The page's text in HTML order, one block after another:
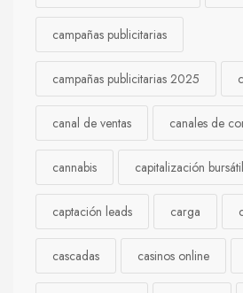
campañas publicitarias
campañas publicitarias 2025
canal de ventas canales de
cannabis capitalización bursátil
captación leads carga
cascadas casinos online